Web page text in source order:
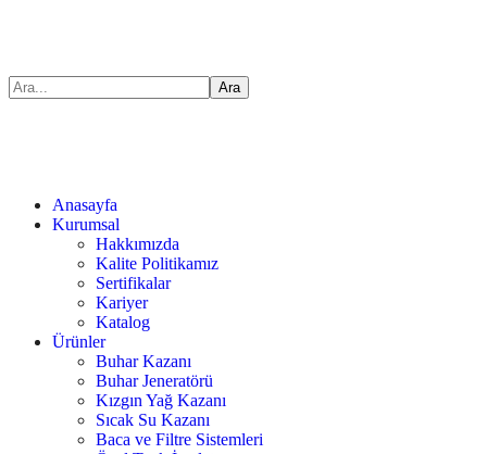
Anasayfa
Kurumsal
Hakkımızda
Kalite Politikamız
Sertifikalar
Kariyer
Katalog
Ürünler
Buhar Kazanı
Buhar Jeneratörü
Kızgın Yağ Kazanı
Sıcak Su Kazanı
Baca ve Filtre Sistemleri